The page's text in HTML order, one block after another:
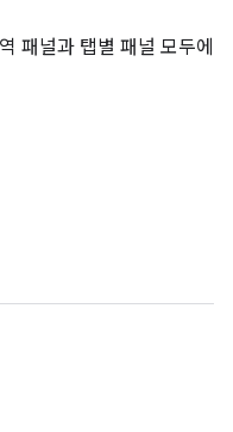
패널과 탭별 패널 모두에